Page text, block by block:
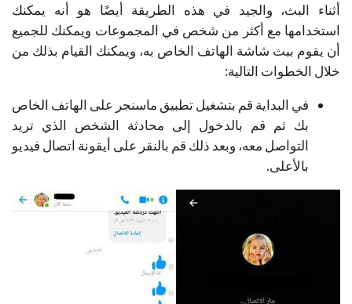
أثناء البث، والجيد في هذه الطريقة أيضًا هو أنه يمكنك
استخدامها مع أكثر من شخص في المجموعات ويمكنك للجميع
أن يقوم ببث شاشة الهاتف الخاص به، ويمكنك القيام بذلك من
خلال الخطوات التالية:
في البداية قم بتشغيل تطبيق ماسنجر على الهاتف الخاص
بك ثم قم بالدخول إلى محادثة الشخص الذي تريد
التواصل معه، وبعد ذلك قم بالنقر على أيقونة اتصال فيديو
بالأعلى.